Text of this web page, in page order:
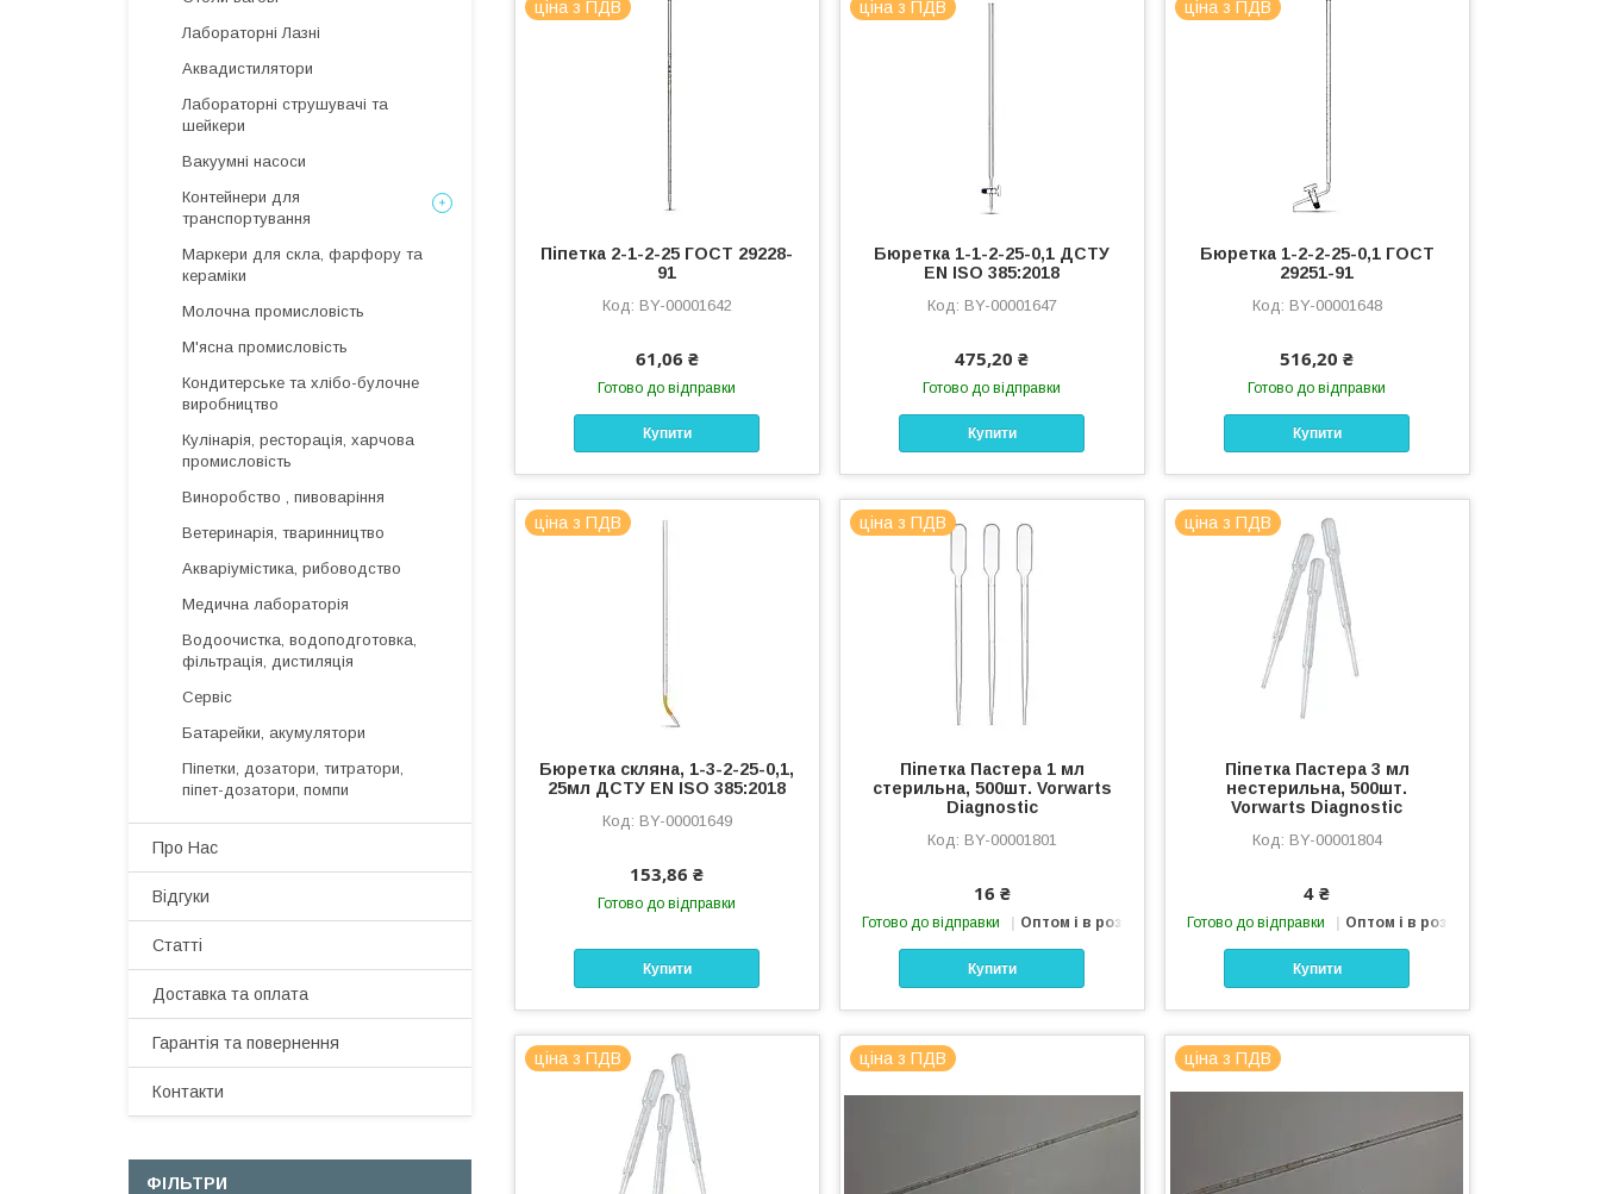
ціна з ПДВ
Піпетка 2-1-2-25 ГОСТ 29228-
91
BY-00001642
61,06 ₴
Готово до відправки
Купити
ціна з ПДВ
Бюретка 1-1-2-25-0,1 ДСТУ
EN ISO 385:2018
BY-00001647
475,20 ₴
Готово до відправки
Купити
ціна з ПДВ
Бюретка 1-2-2-25-0,1 ГОСТ
29251-91
BY-00001648
516,20 ₴
Готово до відправки
Купити
ціна з ПДВ
Бюретка скляна, 1-3-2-25-0,1,
25мл ДСТУ EN ISO 385:2018
BY-00001649
153,86 ₴
Готово до відправки
Купити
ціна з ПДВ
Піпетка Пастера 1 мл
стерильна, 500шт. Vorwarts
Diagnostic
BY-00001801
16 ₴
Готово до відправки Оптом і в роздріб
Купити
ціна з ПДВ
Піпетка Пастера 3 мл
нестерильна, 500шт.
Vorwarts Diagnostic
BY-00001804
4 ₴
Готово до відправки Оптом і в роздріб
Купити
ціна з ПДВ ціна з ПДВ ціна з ПДВ
Лабораторні Лазні
Аквадистилятори
Лабораторні струшувачі та
шейкери
Вакуумні насоси
Контейнери для
транспортування
Маркери для скла, фарфору та
кераміки
Молочна промисловість
М'ясна промисловість
Кондитерське та хлібо-булочне
виробництво
Кулінарія, ресторація, харчова
промисловість
Виноробство , пивоваріння
Ветеринарія, тваринництво
Акваріумістика, рибоводство
Медична лабораторія
Водоочистка, водоподготовка,
фільтрація, дистиляція
Сервіс
Батарейки, акумулятори
Піпетки, дозатори, титратори,
піпет-дозатори, помпи
Про Нас
Відгуки
Статті
Доставка та оплата
Гарантія та повернення
Контакти
ФІЛЬТРИ